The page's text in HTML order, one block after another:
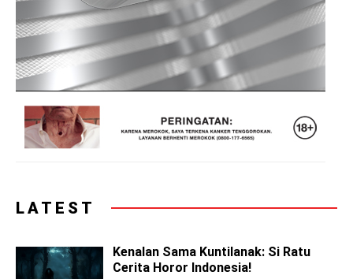
LATEST
Kenalan Sama Kuntilanak: Si Ratu
Cerita Horor Indonesia!